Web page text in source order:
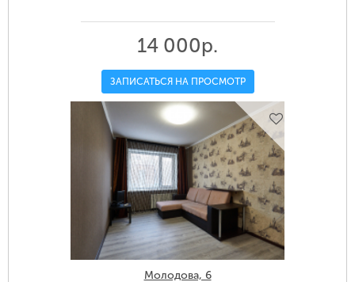
14 000р.
ЗАПИСАТЬСЯ НА ПРОСМОТР
Молодова, 6